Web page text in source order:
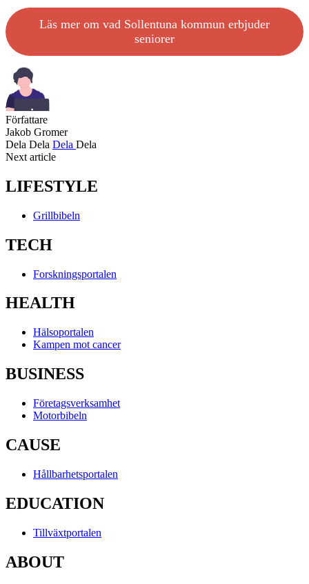
Läs mer om vad Sollentuna kommun erbjuder
seniorer
Författare
Jakob Gromer
Dela Dela Dela Dela
Next article
LIFESTYLE
Grillbibeln
TECH
Forskningsportalen
HEALTH
Hälsoportalen
Kampen mot cancer
BUSINESS
Företagsverksamhet
Motorbibeln
CAUSE
Hållbarhetsportalen
EDUCATION
Tillväxtportalen
ABOUT